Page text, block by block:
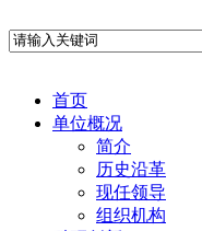
首页
单位概况
简介
历史沿革
现任领导
组织机构